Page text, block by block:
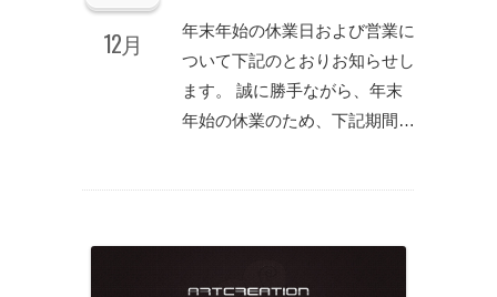
12月
年末年始の休業日および営業に
ついて下記のとおりお知らせし
ます。 誠に勝手ながら、年末
年始の休業のため、下記期間…